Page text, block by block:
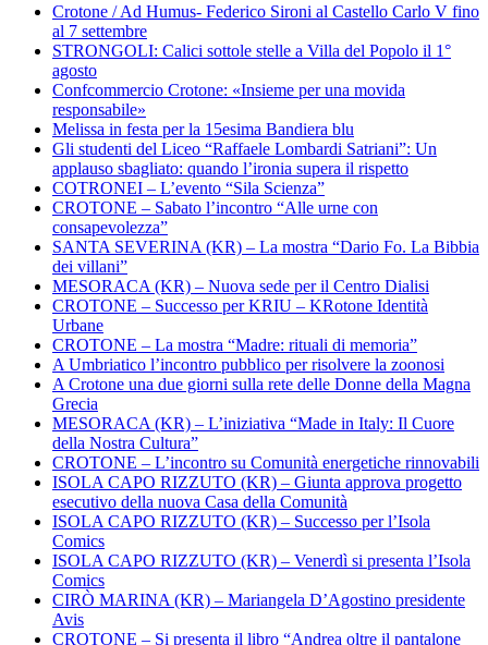
Crotone / Ad Humus- Federico Sironi al Castello Carlo V fino
al 7 settembre
STRONGOLI: Calici sottole stelle a Villa del Popolo il 1°
agosto
Confcommercio Crotone: «Insieme per una movida
responsabile»
Melissa in festa per la 15esima Bandiera blu
Gli studenti del Liceo “Raffaele Lombardi Satriani”: Un
applauso sbagliato: quando l’ironia supera il rispetto
COTRONEI – L’evento “Sila Scienza”
CROTONE – Sabato l’incontro “Alle urne con
consapevolezza”
SANTA SEVERINA (KR) – La mostra “Dario Fo. La Bibbia
dei villani”
MESORACA (KR) – Nuova sede per il Centro Dialisi
CROTONE – Successo per KRIU – KRotone Identità
Urbane
CROTONE – La mostra “Madre: rituali di memoria”
A Umbriatico l’incontro pubblico per risolvere la zoonosi
A Crotone una due giorni sulla rete delle Donne della Magna
Grecia
MESORACA (KR) – L’iniziativa “Made in Italy: Il Cuore
della Nostra Cultura”
CROTONE – L’incontro su Comunità energetiche rinnovabili
ISOLA CAPO RIZZUTO (KR) – Giunta approva progetto
esecutivo della nuova Casa della Comunità
ISOLA CAPO RIZZUTO (KR) – Successo per l’Isola
Comics
ISOLA CAPO RIZZUTO (KR) – Venerdì si presenta l’Isola
Comics
CIRÒ MARINA (KR) – Mariangela D’Agostino presidente
Avis
CROTONE – Si presenta il libro “Andrea oltre il pantalone